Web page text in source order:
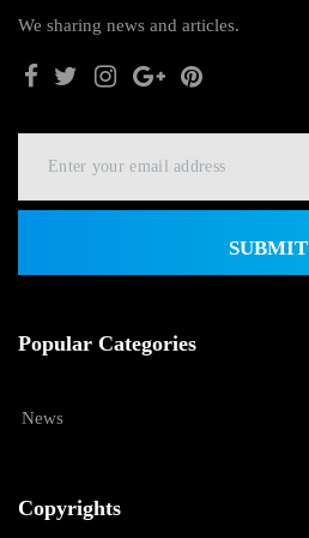
We sharing news and articles.
SUBMIT
Popular Categories
News
Copyrights